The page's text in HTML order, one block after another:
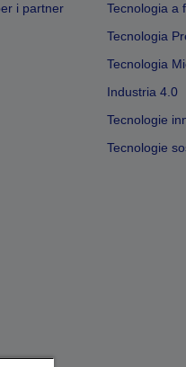
i partner
Tecnologia a
Tecnologia
Tecnologia
Industria 4.0
Tecnologie
Tecnologie